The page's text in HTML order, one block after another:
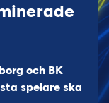
och BK
spelare ska